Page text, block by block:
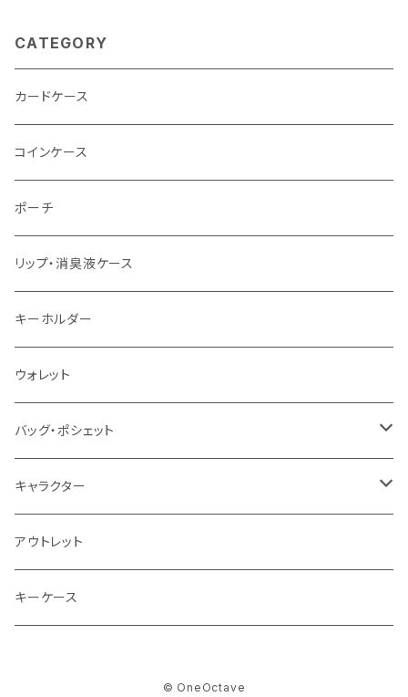
CATEGORY
カードケース
コインケース
ポーチ
リップ・消臭液ケース
キーホルダー
ウォレット
バッグ・ポシェット
バッグ・ポシェット
ショルダー
キャラクター
ネコ
フレブル
アウトレット
キーケース
© OneOctave